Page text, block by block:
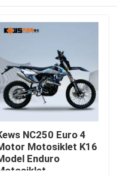
NC250 Euro 4
Motosiklet K16
Enduro